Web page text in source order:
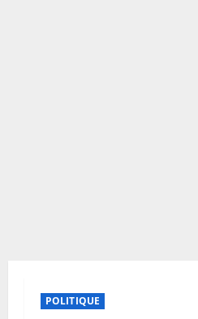
POLITIQUE